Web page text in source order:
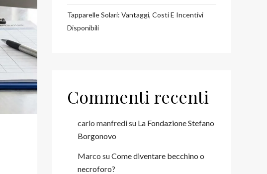
Tapparelle Solari: Vantaggi, Costi E Incentivi
Disponibili
Commenti recenti
carlo manfredisu La Fondazione Stefano
Borgonovo
Marco suCome diventare becchino o
necroforo?